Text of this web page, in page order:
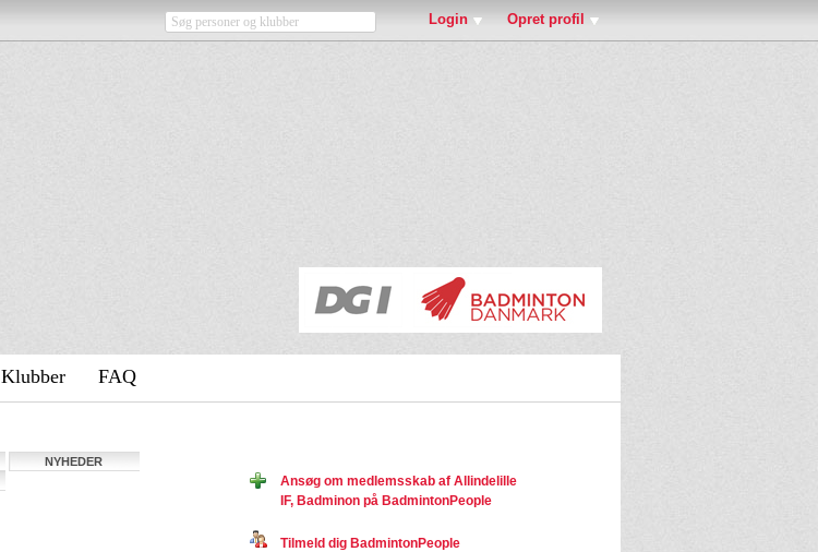
Login Opret profil
Klubber FAQ
NYHEDER
Ansøg om medlemsskab af Allindelille
IF, Badminon på BadmintonPeople
Tilmeld dig BadmintonPeople